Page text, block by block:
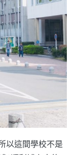
以這間學校不是